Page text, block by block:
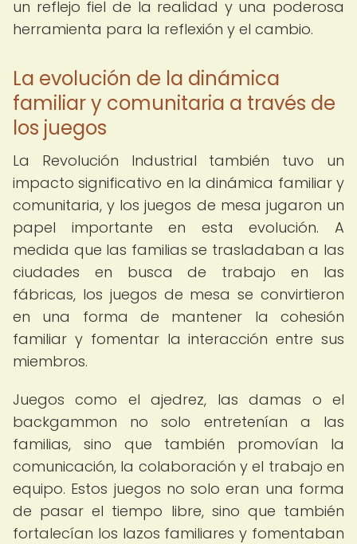
un reflejo fiel de la realidad y una poderosa
herramienta para la reflexión y el cambio.
La evolución de la dinámica
familiar y comunitaria a través de
los juegos
La Revolución Industrial también tuvo un
impacto significativo en la dinámica familiar y
comunitaria, y los juegos de mesa jugaron un
papel importante en esta evolución. A
medida que las familias se trasladaban a las
ciudades en busca de trabajo en las
fábricas, los juegos de mesa se convirtieron
en una forma de mantener la cohesión
familiar y fomentar la interacción entre sus
miembros.
Juegos como el ajedrez, las damas o el
backgammon no solo entretenían a las
familias, sino que también promovían la
comunicación, la colaboración y el trabajo en
equipo. Estos juegos no solo eran una forma
de pasar el tiempo libre, sino que también
fortalecían los lazos familiares y fomentaban